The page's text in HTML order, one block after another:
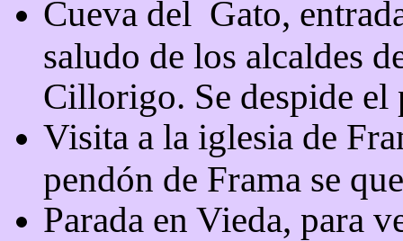
Cueva del Gato,
saludo de los alcaldes
Cillorigo. Se despide el
Visita a la iglesia de
pendón de Frama se
Parada en Vieda, para